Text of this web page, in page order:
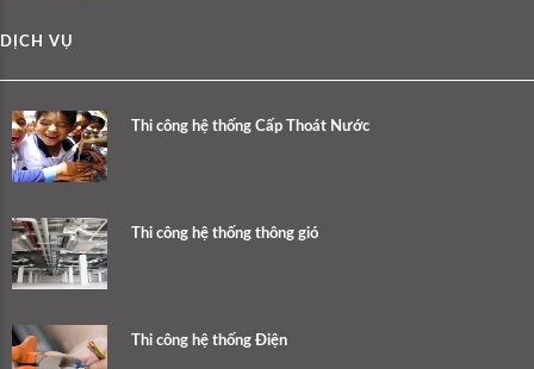
DỊCH VỤ
Thi công hệ thống Cấp Thoát Nước
Thi công hệ thống thông gió
Thi công hệ thống Điện